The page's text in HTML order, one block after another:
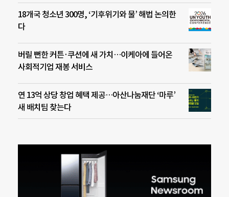
18개국 청소년 300명, ‘기후위기와 물’ 해법 논의한
다
버릴 뻔한 커튼·쿠션에 새 가치…이케아에 들어온
사회적기업 재봉 서비스
연 13억 상당 창업 혜택 제공…아산나눔재단 ‘마루’
새 배치팀 찾는다